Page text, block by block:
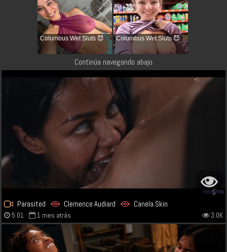
Columbus Wet Sluts 😈 Columbus Wet Sluts 😈
Continúa navegando abajo
Parasited Clemence Audiard Canela Skin
5:01 1 mes atrás 3.0K